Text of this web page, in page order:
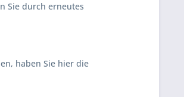
Sie durch erneutes
haben Sie hier die